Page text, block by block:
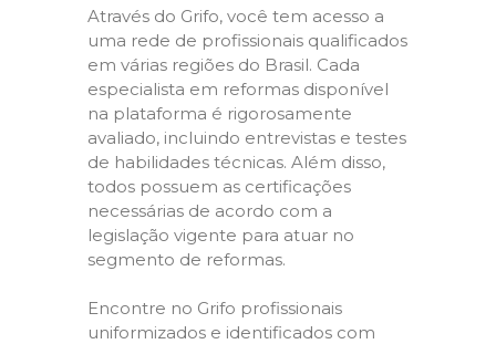
Através do Grifo, você tem acesso a
uma rede de profissionais qualificados
em várias regiões do Brasil. Cada
especialista em reformas disponível
na plataforma é rigorosamente
avaliado, incluindo entrevistas e testes
de habilidades técnicas. Além disso,
todos possuem as certificações
necessárias de acordo com a
legislação vigente para atuar no
segmento de reformas.
Encontre no Grifo profissionais
uniformizados e identificados com